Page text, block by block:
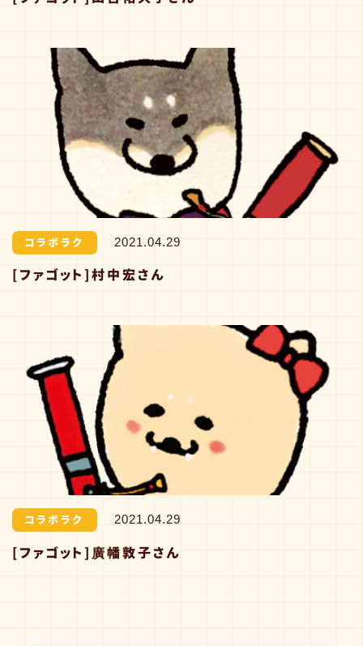
コラボラク 2021.04.29
[ファゴット]村中宏さん
コラボラク 2021.04.29
[ファゴット]廣幡敦子さん